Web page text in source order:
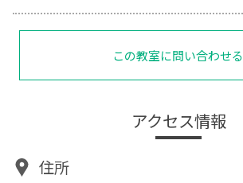
この教室に問い合わせる
アクセス情報
住所